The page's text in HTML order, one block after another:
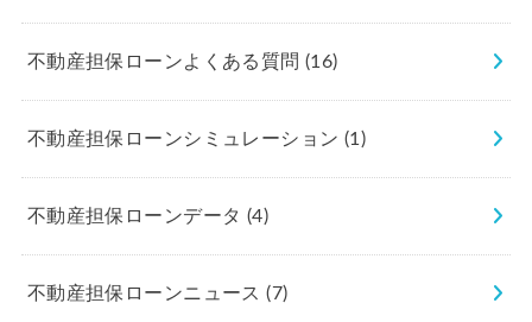
不動産担保ローンよくある質問(16)
不動産担保ローンシミュレーション (1)
不動産担保ローンデータ (4)
不動産担保ローンニュース(7)